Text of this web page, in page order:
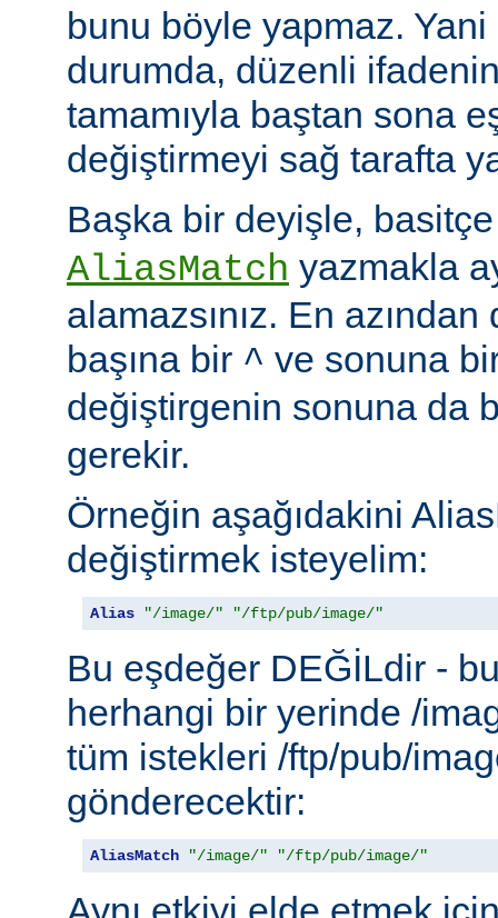
bunu böyle yapmaz.
durumda, düzenli
tamamıyla baştan sona
değiştirmeyi sağ tarafta
Başka bir deyişle,
AliasMatch yazmakla
alamazsınız. En
başına bir ^ ve sonuna
değiştirgenin sonuna da
gerekir.
Örneğin aşağıdakini
değiştirmek isteyelim:
Alias "/image/" "/ftp/pub/image/"
Bu eşdeğer DEĞİLdir -
herhangi bir yerinde /
tüm istekleri /ftp/pub/
gönderecektir:
AliasMatch "/image/" "/ftp/pub/image/"